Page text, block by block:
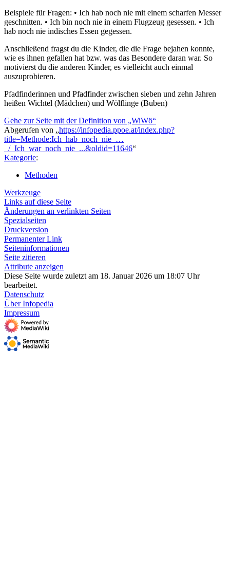
Beispiele für Fragen: • Ich hab noch nie mit einem scharfen Messer
geschnitten. • Ich bin noch nie in einem Flugzeug gesessen. • Ich
hab noch nie indisches Essen gegessen.
Anschließend fragst du die Kinder, die die Frage bejahen konnte,
wie es ihnen gefallen hat bzw. was das Besondere daran war. So
motivierst du die anderen Kinder, es vielleicht auch einmal
auszuprobieren.
Pfadfinderinnen und Pfadfinder zwischen sieben und zehn Jahren
heißen Wichtel (Mädchen) und Wölflinge (Buben)
Gehe zur Seite mit der Definition von „WiWö“
Abgerufen von „https://infopedia.ppoe.at/index.php?
title=Methode:Ich_hab_noch_nie_…
_/_Ich_war_noch_nie_...&oldid=11646“
Kategorie:
Methoden
Werkzeuge
Links auf diese Seite
Änderungen an verlinkten Seiten
Spezialseiten
Druckversion
Permanenter Link
Seiten­­informationen
Seite zitieren
Attribute anzeigen
Diese Seite wurde zuletzt am 18. Januar 2026 um 18:07 Uhr
bearbeitet.
Datenschutz
Über Infopedia
Impressum